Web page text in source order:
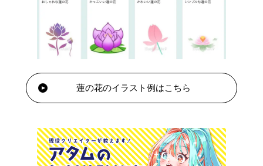
蓮の花のイラスト例はこちら